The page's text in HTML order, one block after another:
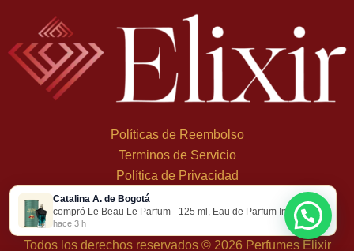
Políticas de Reembolso
Terminos de Servicio
Política de Privacidad
+57 324 248 8379
Todos los derechos reservados © 2026 Perfumes Elixir
Catalina A. de Bogotá
compró Le Beau Le Parfum - 125 ml, Eau de Parfum Intense
hace 3 h
×